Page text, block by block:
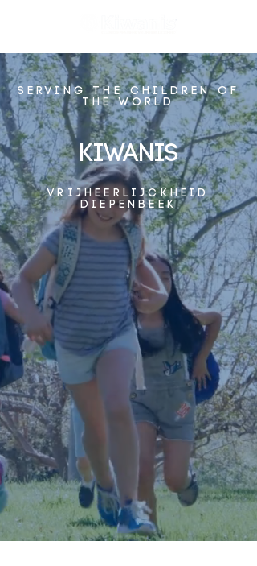
serving the children of
the world
Kiwanis
Vrijheerlijckheid
Diepenbeek